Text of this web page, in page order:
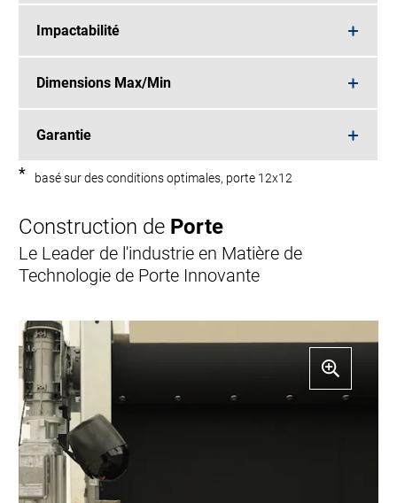
Impactabilité
Dimensions Max/Min
Garantie
* basé sur des conditions optimales, porte 12x12
Construction de Porte
Le Leader de l'industrie en Matière de
Technologie de Porte Innovante